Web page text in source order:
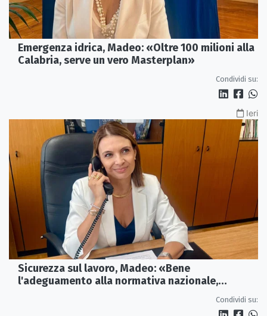
Emergenza idrica, Madeo: «Oltre 100 milioni alla
Calabria, serve un vero Masterplan»
Condividi su:
Ieri
Sicurezza sul lavoro, Madeo: «Bene
l'adeguamento alla normativa nazionale,
Condividi su: